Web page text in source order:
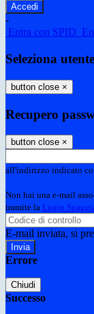
-
Entra con SPID
Seleziona utente
button close ×
Recupero
button close ×
all'indirizzo indicato
Non hai una e-mail
tramite la Login
E-mail inviata, si
Errore
Chiudi
Successo